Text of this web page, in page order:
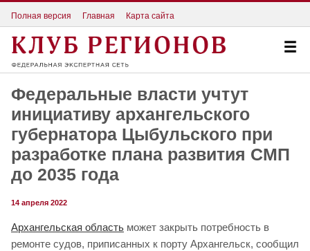
Полная версия Главная Карта сайта
Федеральные власти учтут
инициативу архангельского
губернатора Цыбульского при
разработке плана развития СМП
до 2035 года
14 апреля 2022
Архангельская область может закрыть потребность в
ремонте судов, приписанных к порту Архангельск, сообщил